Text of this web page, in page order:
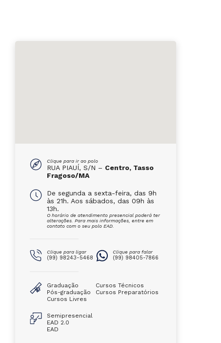
Clique para ir ao polo
RUA PIAUÍ, S/N – Centro, Tasso
Fragoso/MA
De segunda a sexta-feira, das 9h
às 21h. Aos sábados, das 09h às
13h.
O horário de atendimento presencial poderá ter
alterações. Para mais informações, entre em
contato com o seu polo EAD.
Clique para ligar
(99) 98243-5468
Clique para falar
(99) 98405-7866
Graduação
Pós-graduação
Cursos Livres
Cursos Técnicos
Cursos Preparatórios
Semipresencial
EAD 2.0
EAD